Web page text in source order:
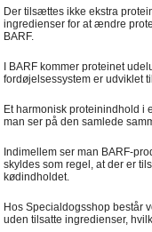
Der tilsættes ikke ekstra
ingredienser for at ændre
BARF.
I BARF kommer proteinet
fordøjelsessystem er udviklet
Et harmonisk proteinindhold i
man ser på den samlede
Indimellem ser man BARF-
skyldes som regel, at der er
kødindholdet.
Hos Specialdogsshop består
uden tilsatte ingredienser,